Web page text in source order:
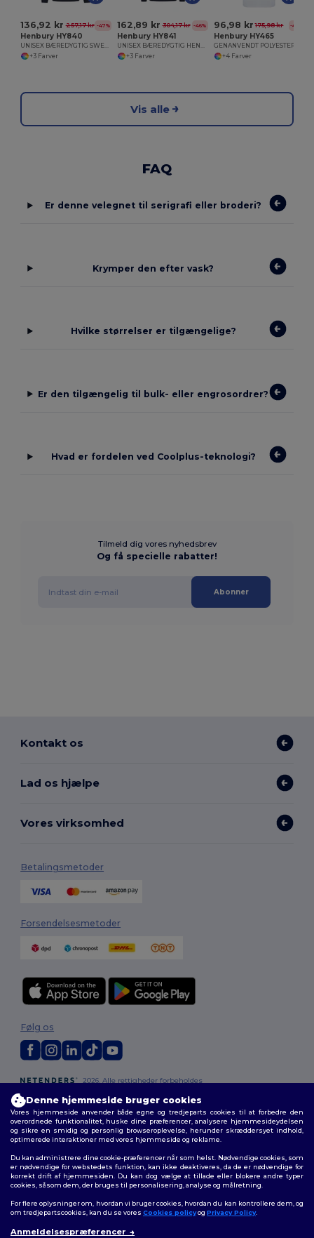
136,92 kr 257,17 kr -47%
Henbury HY840
UNISEX BÆREDYGTIG SWEATSHIRT
+3 Farver
162,89 kr 304,17 kr -46%
Henbury HY841
UNISEX BÆREDYGTIG HENBURY HOODIE
+3 Farver
96,98 kr 175,98 kr -45%
Henbury HY465
+4 Farver
Vis alle
FAQ
Er denne velegnet til serigrafi eller broderi?
Krymper den efter vask?
Hvilke størrelser er tilgængelige?
Er den tilgængelig til bulk- eller engrosordrer?
Hvad er fordelen ved Coolplus-teknologi?
Tilmeld dig vores nyhedsbrev
Og få specielle rabatter!
Abonner
Kontakt os
Lad os hjælpe
Vores virksomhed
Betalingsmetoder
Forsendelsesmetoder
2026. Alle rettigheder forbeholdes
Vilkår og Betingelser
Tilpasset politik Fortrolighedspolitik
cookies|Sitemap
Følg os
Denne hjemmeside bruger cookies
Vores hjemmeside anvender både egne og tredjeparts cookies til at forbedre den
overordnede funktionalitet, huske dine præferencer, analysere hjemmesideydelsen
og sikre en smidig og personlig browseroplevelse, herunder skræddersyet indhold,
optimerede interaktioner med vores hjemmeside og reklame.
Du kan administrere dine cookie-præferencer når som helst. Nødvendige cookies, som
er nødvendige for webstedets funktion, kan ikke deaktiveres, da de er nødvendige for
korrekt drift af hjemmesiden. Du kan dog vælge at tillade eller blokere andre typer
cookies, såsom dem, der bruges til personalisering, analyse og målretning.
For flere oplysninger om, hvordan vi bruger cookies, hvordan du kan kontrollere dem, og
om tredjepartscookies, kan du se vores Cookies policyog Privacy Policy.
Anmeldelsespræferencer